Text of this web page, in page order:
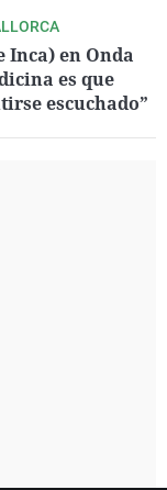
Inca) en Onda
es que
escuchado”